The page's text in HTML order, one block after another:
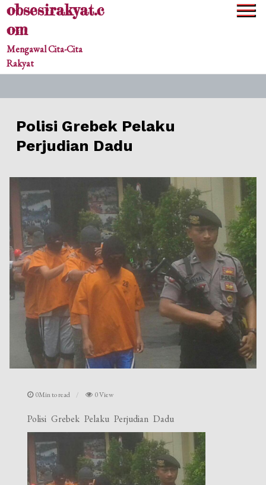
Skipobsesirakyat.c
om
Mengawal Cita-Cita
Rakyat
Polisi Grebek Pelaku
Perjudian Dadu
0Min to read 0 View
Polisi Grebek Pelaku Perjudian Dadu